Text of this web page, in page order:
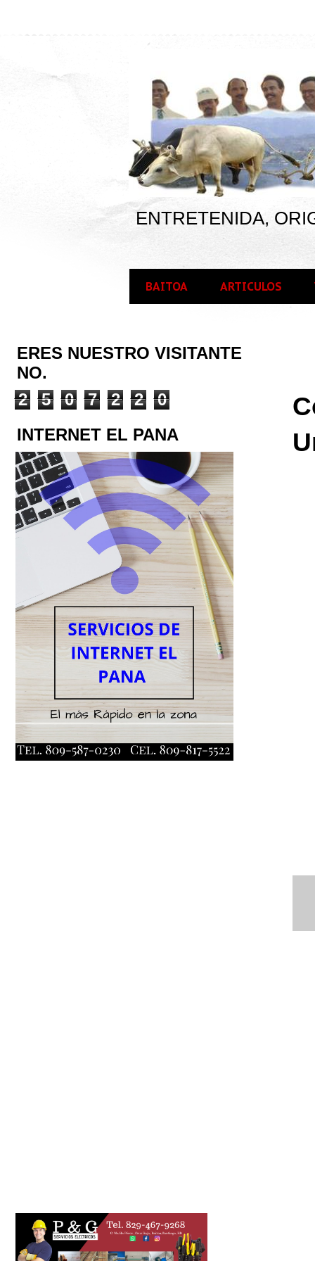
ENTRETENIDA,
BAITOA ARTICULOS
ERES NUESTRO VISITANTE
NO.
2
5 0 7 2 2
0
INTERNET EL PANA